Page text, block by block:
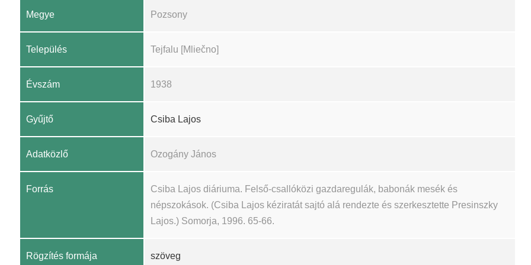
Megye Pozsony
Település Tejfalu [Mliečno]
Évszám 1938
Gyűjtő Csiba Lajos
Adatközlő Ozogány János
Forrás
Csiba Lajos diáriuma. Felső-csallóközi gazdaregulák, babonák mesék és
népszokások. (Csiba Lajos kéziratát sajtó alá rendezte és szerkesztette Presinszky
Lajos.) Somorja, 1996. 65-66.
Rögzítés formája szöveg